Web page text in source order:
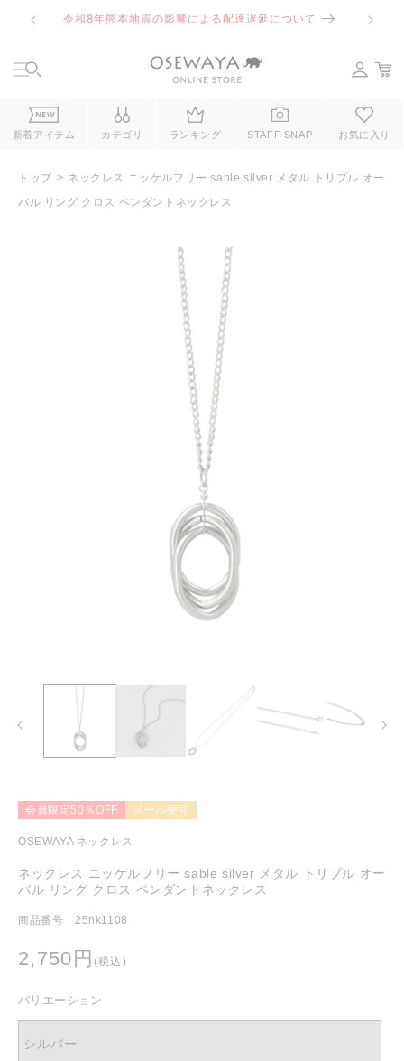
ンツに令和8年熊本地震の影響による配達遅延について
NEW
新着アイテム カテゴリ ランキング STAFF SNAP お気に入り
トップ
ネックレス ニッケルフリー sable silver メタル トリプル オー
バル リング クロス ペンダントネックレス
会員限定50％OFF メール便可
OSEWAYA ネックレス
ネックレス ニッケルフリー sable silver メタル トリプル オー
バル リング クロス ペンダントネックレス
商品番号 25nk1108
通
価
格
2,750円 (税込)
バリエーション
シルバー